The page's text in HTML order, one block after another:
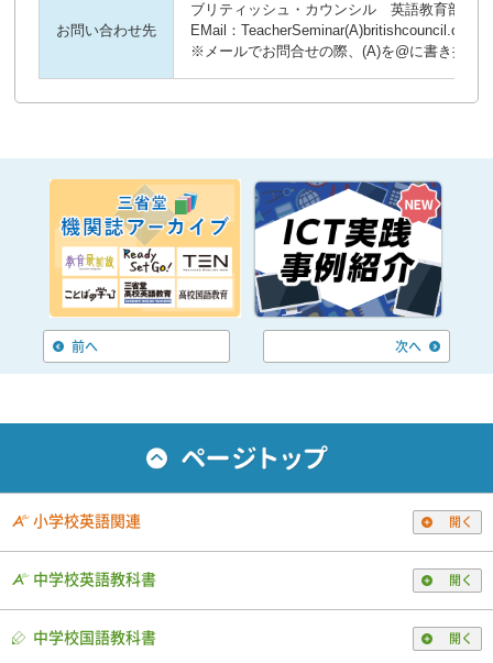
お問い合わせ先
ブリティッシュ・カウンシル 英語教育部門
EMail：TeacherSeminar(A)britishcouncil.or.jp
※メールでお問合せの際、(A)を@に書き換え
前へ 次へ
小学校英語関連 開く
中学校英語教科書 開く
中学校国語教科書 開く